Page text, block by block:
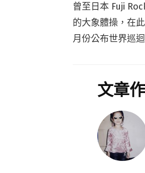
曾至日本 Fuji
的大象體操，在
月份公布世界巡
文章